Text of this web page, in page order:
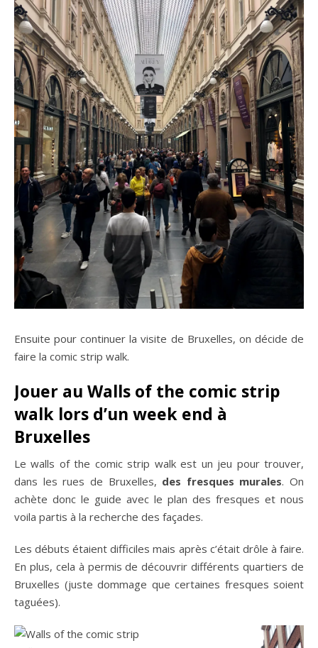
Ensuite pour continuer la visite de Bruxelles, on décide de
faire la comic strip walk.
Jouer au Walls of the comic strip
walk lors d’un week end à
Bruxelles
Le walls of the comic strip walk est un jeu pour trouver,
dans les rues de Bruxelles, des fresques murales. On
achète donc le guide avec le plan des fresques et nous
voila partis à la recherche des façades.
Les débuts étaient difficiles mais après c’était drôle à faire.
En plus, cela à permis de découvrir différents quartiers de
Bruxelles (juste dommage que certaines fresques soient
taguées).